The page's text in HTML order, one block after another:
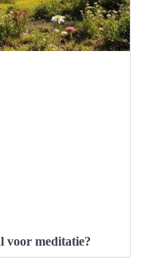
voor meditatie?